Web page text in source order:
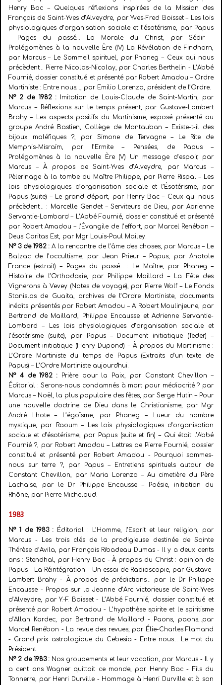
Henry Bac – Quelques réflexions inspirées de la Mission des
Français de Saint-Yves d’Alveydre, par Yves-Fred Boisset – Les lois
physiologiques d’organisation sociale et l’ésotérisme, par Papus
– Pages du passé… La Morale du Christ, par Sédir -
Prolégomènes à la nouvelle Ère (IV) La Révélation de Findhorn,
par Marcus – Le Sommeil spirituel, par Phaneg – Ceux qui nous
précèdent… Pierre Nicolas-Nicolay, par Charles Berthelin - L’Abbé
Fournié, dossier constitué et présenté par Robert Amadou – Ordre
Martiniste : Entre nous…, par Emilio Lorenzo, président de l’Ordre.
N° 2 de 1982 : Imitation de Louis-Claude de Saint-Martin, par
Marcus – Réflexions sur le temps présent, par Gustave-Lambert
Brahy – Les aspects positifs du Martinisme, exposé présenté au
groupe André Bastien, Collège de Montauban – Existe-t-il des
bijoux maléfiques ?, par Simone de Tervagne – Le Rite de
Memphis-Misraïm, par l’Ermite – Pensées, de Papus –
Prolégomènes à la nouvelle Ère (V) Un message d’espoir, par
Marcus – À propos de Saint-Yves d’Alveydre, par Marcus –
Pèlerinage à la tombe du Maître Philippe, par Pierre Rispal – Les
lois physiologiques d’organisation sociale et l’Ésotérisme, par
Papus (suite) – Le grand départ, par Henry Bac – Ceux qui nous
précèdent… : Marcelle Gendet – Serviteurs de Dieu, par Adrienne
Servantie-Lombard – L’Abbé Fournié, dossier constitué et présenté
par Robert Amadou – l’Évangile de l’effort, par Marcel Renébon –
Deus Caritas Est, par Mgr Louis-Paul Mailey.
N° 3 de 1982 :A la rencontre de l’âme des choses, par Marcus – Le
Balzac de l’occultisme, par Jean Prieur – Papus, par Anatole
France (extrait) – Pages du passé… : Le Maître, par Phaneg –
Histoire de l’Orthodoxie, par Philippe Maillard – La Fête des
Vignerons à Vevey (Notes de voyage), par Pierre Wolf – Le Fonds
Stanislas de Guaita, archives de l’Ordre Martiniste, documents
inédits présentés par Robert Amadou – A Robert Moulinjeune, par
Bertrand de Maillard, Philippe Encausse et Adrienne Servantie-
Lombard – Les lois physiologiques d’organisation sociale et
l’ésotérisme (suite), par Papus – Document initiatique (Teder) –
Document initiatique (Henry Dupond) – À propos du Martinisme :
L’Ordre Martiniste du temps de Papus (Extraits d’un texte de
Papus) – L’Ordre Martiniste aujourd'hui.
N° 4 de 1982 : Prière pour la Paix, par Constant Chevillon –
Éditorial : Serons-nous condamnés à mort pour médiocrité ? par
Marcus – Noël, la plus populaire des fêtes, par Serge Hutin – Pour
une nouvelle doctrine de Dieu dans le Christianisme, par Mgr
André Lhote – L’égoïsme, par Phaneg – Lueur du nombre
mystique, par Raoum – Les lois physiologiques d’organisation
sociale et d’ésotérisme, par Papus (suite et fin) – Qui était l’Abbé
Fournié ?, par Robert Amadou – Lettres de Pierre Fournié, dossier
constitué et présenté par Robert Amadou - Pourquoi sommes-
nous sur terre ?, par Papus – Entretiens spirituels autour de
Constant Chevillon, par Maria Lorenzo – Au cimetière du Père
Lachaise, par le Dr Philippe Encausse – Poésie, initiation du
Rhône, par Pierre Micheloud.
1983
N° 1 de 1983 :
Éditorial : L’Homme, l’Esprit et leur religion, par
Marcus - Les trois clés de la prodigieuse destinée de Sainte
Thérèse d’Avila, par François Ribadeau Dumas - Il y a deux cents
ans : Stendhal, par Henry Bac - À propos du Christ : opinion de
Papus - La Réintégration - Un essai de Radioscopie, par Gustave-
Lambert Brahy - À propos de prédictions… par le Dr Philippe
Encausse - Propos sur la Jeanne d’Arc victorieuse de Saint-Yves
d’Alveydre, par Y.-F. Boisset - L’Abbé Fournié, dossier constitué et
présenté par Robert Amadou - L’hypothèse spirite et le spiritisme
d’Allan Kardec, par Bertrand de Maillard - Paons, paons…par
Marcel Renébon - La revue des revues, par Élie-Charles Flamand
- Grand prix astrologique du Cebesia - Entre nous… Le mot du
Président.
N° 2 de 1983 : Nos groupements et leur vocation, par Marcus - Il y
a cent ans Wagner quittait ce monde, par Henry Bac - Fils du
Tonnerre, par Henri Durville - Hommage à Henri Durville et à son